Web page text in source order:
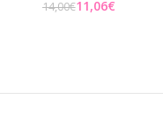
14,00€11,06€